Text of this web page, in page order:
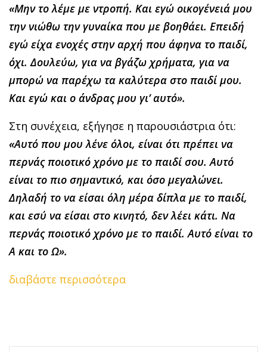
«Μην το λέμε με ντροπή. Και εγώ οικογένειά μου
την νιώθω την γυναίκα που με βοηθάει. Επειδή
εγώ είχα ενοχές στην αρχή που άφηνα το παιδί,
όχι. Δουλεύω, για να βγάζω χρήματα, για να
μπορώ να παρέχω τα καλύτερα στο παιδί μου.
Και εγώ και ο άνδρας μου γι’ αυτό».
Στη συνέχεια, εξήγησε η παρουσιάστρια ότι:
«Αυτό που μου λένε όλοι, είναι ότι πρέπει να
περνάς ποιοτικό χρόνο με το παιδί σου. Αυτό
είναι το πιο σημαντικό, και όσο μεγαλώνει.
Δηλαδή το να είσαι όλη μέρα δίπλα με το παιδί,
και εσύ να είσαι στο κινητό, δεν λέει κάτι. Να
περνάς ποιοτικό χρόνο με το παιδί. Αυτό είναι το
Α και το Ω».
διαβάστε περισσότερα